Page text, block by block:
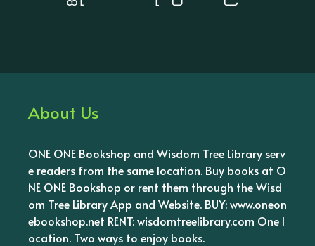
About Us
ONE ONE Bookshop and Wisdom Tree Library serv
e readers from the same location. Buy books at O
NE ONE Bookshop or rent them through the Wisd
om Tree Library App and Website. BUY: www.oneon
ebookshop.net RENT: wisdomtreelibrary.com One l
ocation. Two ways to enjoy books.